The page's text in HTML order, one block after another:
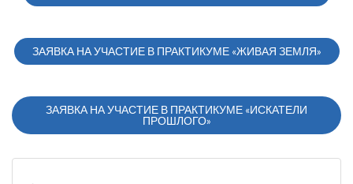
ЗАЯВКА НА УЧАСТИЕ В ПРАКТИКУМЕ «ЖИВАЯ ЗЕМЛЯ»
ЗАЯВКА НА УЧАСТИЕ В ПРАКТИКУМЕ «ИСКАТЕЛИ
ПРОШЛОГО»